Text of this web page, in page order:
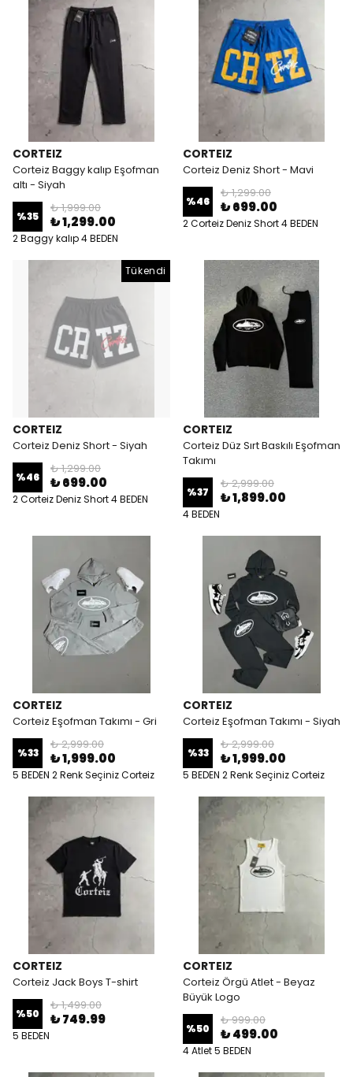
CORTEIZ
Corteiz Baggy kalıp Eşofman
altı - Siyah
%35
₺ 1,999.00
₺ 1,299.00
2 Baggy kalıp 4 BEDEN
CORTEIZ
Corteiz Deniz Short - Mavi
%46
₺ 1,299.00
₺ 699.00
2 Corteiz Deniz Short 4 BEDEN
Tükendi
CORTEIZ
Corteiz Deniz Short - Siyah
%46
₺ 1,299.00
₺ 699.00
2 Corteiz Deniz Short 4 BEDEN
CORTEIZ
Corteiz Düz Sırt Baskılı Eşofman
Takımı
%37
₺ 2,999.00
₺ 1,899.00
4 BEDEN
CORTEIZ
Corteiz Eşofman Takımı - Gri
%33
₺ 2,999.00
₺ 1,999.00
5 BEDEN 2 Renk Seçiniz Corteiz
CORTEIZ
Corteiz Eşofman Takımı - Siyah
%33
₺ 2,999.00
₺ 1,999.00
5 BEDEN 2 Renk Seçiniz Corteiz
CORTEIZ
Corteiz Jack Boys T-shirt
%50
₺ 1,499.00
₺ 749.99
5 BEDEN
CORTEIZ
Corteiz Örgü Atlet - Beyaz
Büyük Logo
%50
₺ 999.00
₺ 499.00
4 Atlet 5 BEDEN